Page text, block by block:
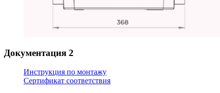
Документация 2
Инструкция по монтажу
Сертификат соответствия